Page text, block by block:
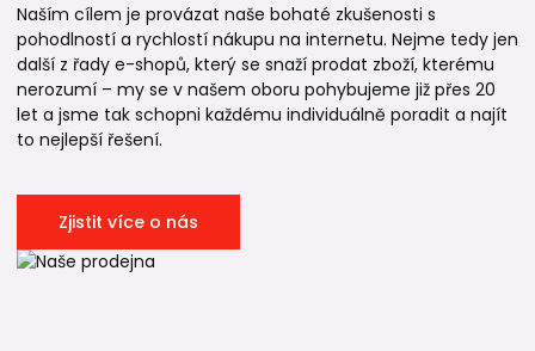
Naším cílem je provázat naše bohaté zkušenosti s
pohodlností a rychlostí nákupu na internetu. Nejme tedy jen
další z řady e-shopů, který se snaží prodat zboží, kterému
nerozumí – my se v našem oboru pohybujeme již přes 20
let a jsme tak schopni každému individuálně poradit a najít
to nejlepší řešení.
Zjistit více o nás